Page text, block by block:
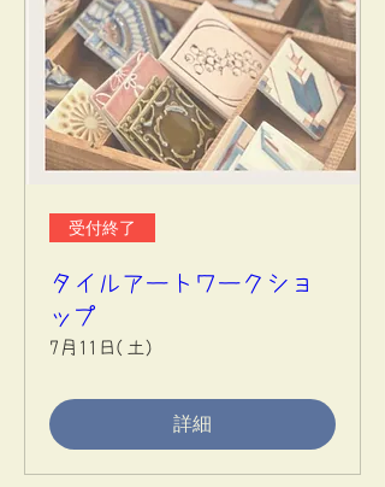
受付終了
タイルアートワークショ
ップ
7月11日(土)
詳細